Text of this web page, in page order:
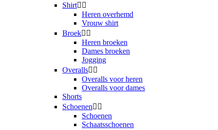
Shirt 
Heren overhemd
Vrouw shirt
Broek 
Heren broeken
Dames broeken
Jogging
Overalls 
Overalls voor heren
Overalls voor dames
Shorts
Schoenen 
Schoenen
Schaatsschoenen